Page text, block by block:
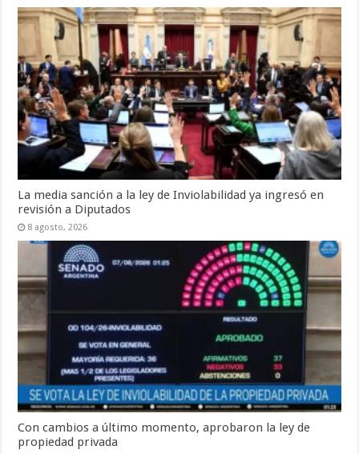
La media sanción a la ley de Inviolabilidad ya ingresó en
revisión a Diputados
8 agosto, 2026
Con cambios a último momento, aprobaron la ley de
propiedad privada